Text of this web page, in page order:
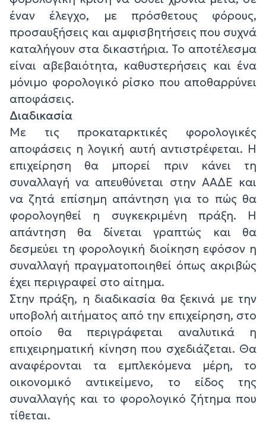
έναν έλεγχο, με πρόσθετους φόρους,
προσαυξήσεις και αμφισβητήσεις που συχνά
καταλήγουν στα δικαστήρια. Το αποτέλεσμα
είναι αβεβαιότητα, καθυστερήσεις και ένα
μόνιμο φορολογικό ρίσκο που αποθαρρύνει
αποφάσεις.
Διαδικασία
Με τις προκαταρκτικές φορολογικές
αποφάσεις η λογική αυτή αντιστρέφεται. Η
επιχείρηση θα μπορεί πριν κάνει τη
συναλλαγή να απευθύνεται στην ΑΑΔΕ και
να ζητά επίσημη απάντηση για το πώς θα
φορολογηθεί η συγκεκριμένη πράξη. Η
απάντηση θα δίνεται γραπτώς και θα
δεσμεύει τη φορολογική διοίκηση εφόσον η
συναλλαγή πραγματοποιηθεί όπως ακριβώς
έχει περιγραφεί στο αίτημα.
Στην πράξη, η διαδικασία θα ξεκινά με την
υποβολή αιτήματος από την επιχείρηση, στο
οποίο θα περιγράφεται αναλυτικά η
επιχειρηματική κίνηση που σχεδιάζεται. Θα
αναφέρονται τα εμπλεκόμενα μέρη, το
οικονομικό αντικείμενο, το είδος της
συναλλαγής και το φορολογικό ζήτημα που
τίθεται.